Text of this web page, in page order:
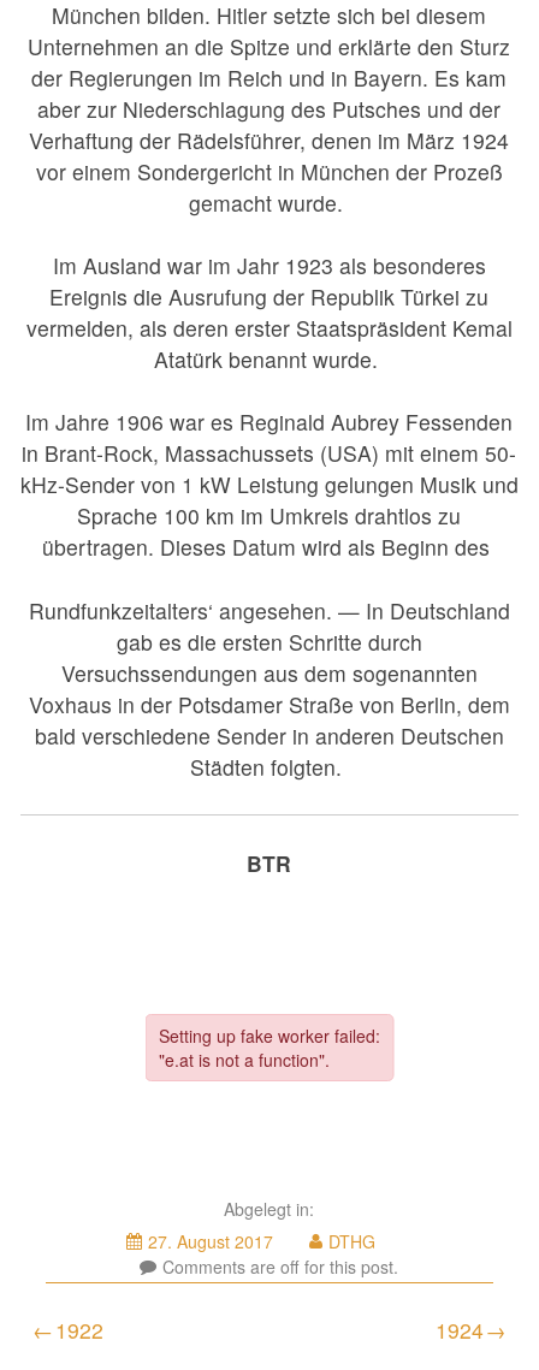
München bilden. Hitler setzte sich bei diesem
Unternehmen an die Spitze und erklärte den Sturz
der Regierungen im Reich und in Bayern. Es kam
aber zur Niederschlagung des Putsches und der
Verhaftung der Rädelsführer, denen im März 1924
vor einem Sondergericht in München der Prozeß
gemacht wurde.
Im Ausland war im Jahr 1923 als besonderes
Ereignis die Ausrufung der Republik Türkei zu
vermelden, als deren erster Staatspräsident Kemal
Atatürk benannt wurde.
Im Jahre 1906 war es Reginald Aubrey Fessenden
in Brant-Rock, Massachussets (USA) mit einem 50-
kHz-Sender von 1 kW Leistung gelungen Musik und
Sprache 100 km im Umkreis drahtlos zu
übertragen. Dieses Datum wird als Beginn des
Rundfunkzeitalters‘ angesehen. — In Deutschland
gab es die ersten Schritte durch
Versuchssendungen aus dem sogenannten
Voxhaus in der Potsdamer Straße von Berlin, dem
bald verschiedene Sender in anderen Deutschen
Städten folgten.
BTR
Abgelegt in:
27. August 201716.
Juli
2019
DTHG
Comments are off for this post.
Beitragsnavigation
1922 1924